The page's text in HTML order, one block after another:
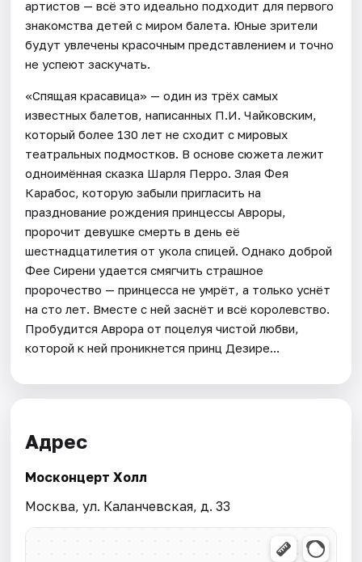
артистов — всё это идеально подходит для первого
знакомства детей с миром балета. Юные зрители
будут увлечены красочным представлением и точно
не успеют заскучать.
«Спящая красавица» — один из трёх самых
известных балетов, написанных П.И. Чайковским,
который более 130 лет не сходит с мировых
театральных подмостков. В основе сюжета лежит
одноимённая сказка Шарля Перро. Злая Фея
Карабос, которую забыли пригласить на
празднование рождения принцессы Авроры,
пророчит девушке смерть в день её
шестнадцатилетия от укола спицей. Однако доброй
Фее Сирени удается смягчить страшное
пророчество — принцесса не умрёт, а только уснёт
на сто лет. Вместе с ней заснёт и всё королевство.
Пробудится Аврора от поцелуя чистой любви,
которой к ней проникнется принц Дезире...
Адрес
Москонцерт Холл
Москва, ул. Каланчевская, д. 33